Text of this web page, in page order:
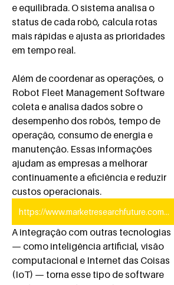
e equilibrada. O sistema analisa o
status de cada robô, calcula rotas
mais rápidas e ajusta as prioridades
em tempo real.
Além de coordenar as operações, o
Robot Fleet Management Software
coleta e analisa dados sobre o
desempenho dos robôs, tempo de
operação, consumo de energia e
manutenção. Essas informações
ajudam as empresas a melhorar
continuamente a eficiência e reduzir
custos operacionais.
https://www.marketresearchfuture.com/reports/robot-fleet-management-software-market-11080
A integração com outras tecnologias
— como inteligência artificial, visão
computacional e Internet das Coisas
(IoT) — torna esse tipo de software